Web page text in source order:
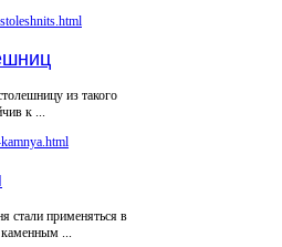
из такого
к ...
стали применяться в
...